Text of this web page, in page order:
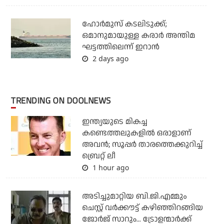
ഹോര്‍മുസ് കടലിടുക്ക്;
ഒമാനുമായുള്ള കരാര്‍ അന്തിമ
ഘട്ടത്തിലെന്ന് ഇറാന്‍
2 days ago
TRENDING ON DOOLNEWS
ഇന്ത്യയുടെ മികച്ച
കണ്ടെത്തലുകളില്‍ ഒരാളാണ്
അവന്‍; സൂപ്പര്‍ താരത്തെക്കുറിച്ച്
ബ്രെറ്റ് ലീ
1 hour ago
അടിച്ചുമാറ്റിയ ബി.ജി.എമ്മും
ചെസ്റ്റ് വര്‍ക്കൗട്ട് കഴിഞ്ഞിറങ്ങിയ
ജോര്‍ജ് സാറും... ട്രോളന്മാര്‍ക്ക്